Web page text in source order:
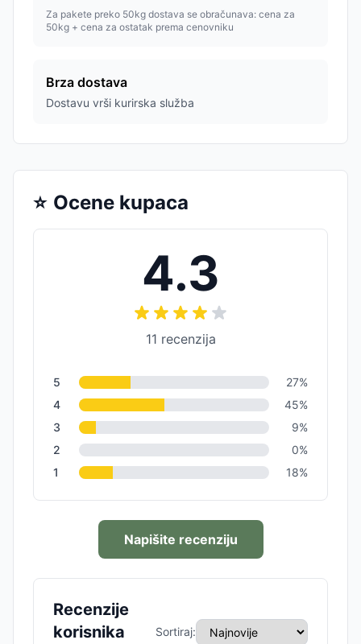
Za pakete preko 50kg dostava se obračunava: cena za
50kg + cena za ostatak prema cenovniku
Brza dostava
Dostavu vrši kurirska služba
⭐ Ocene kupaca
4.3
11 recenzija
5 27%
4
45%
3
9%
2
0%
1
18%
Napišite recenziju
Recenzije
korisnika
Sortiraj: